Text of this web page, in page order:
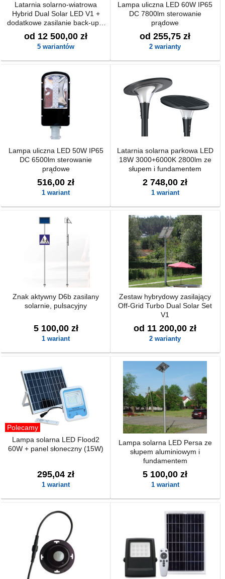
Latarnia solarno-wiatrowa
Hybrid Dual Solar LED V1 +
dodatkowe zasilanie back-up z
możliwością podłączenia do
230V
od 12 500,00 zł
5 wariantów
Lampa uliczna LED 60W IP65
DC 7800lm sterowanie
prądowe
od 255,75 zł
2 warianty
Lampa uliczna LED 50W IP65
DC 6500lm sterowanie
prądowe
516,00 zł
1 wariant
Latarnia solarna parkowa LED
18W 3000+6000K 2800lm ze
słupem i fundamentem
2 748,00 zł
1 wariant
Znak aktywny D6b zasilany
solarnie, pulsacyjny
5 100,00 zł
1 wariant
Zestaw hybrydowy zasilający
Off-Grid Turbo Dual Solar Set
V1
od 11 200,00 zł
2 warianty
Polecamy
Lampa solarna LED Flood2
60W + panel słoneczny (15W)
295,04 zł
1 wariant
Lampa solarna LED Persa ze
słupem aluminiowym i
fundamentem
5 100,00 zł
1 wariant